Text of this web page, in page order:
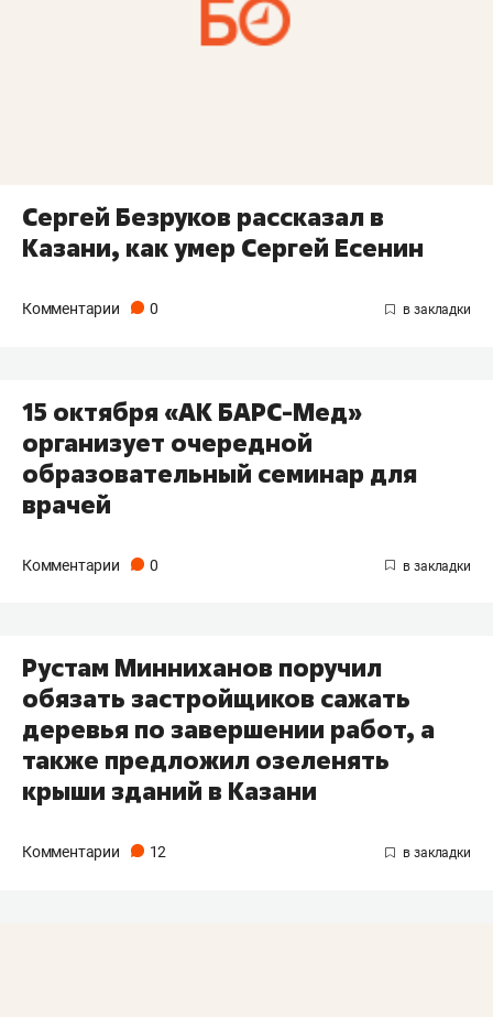
Сергей Безруков рассказал в
Казани, как умер Сергей Есенин
Комментарии 0
15 октября «АК БАРС-Мед»
организует очередной
образовательный семинар для
врачей
Комментарии 0
Рустам Минниханов поручил
обязать застройщиков сажать
деревья по завершении работ, а
также предложил озеленять
крыши зданий в Казани
Комментарии 12